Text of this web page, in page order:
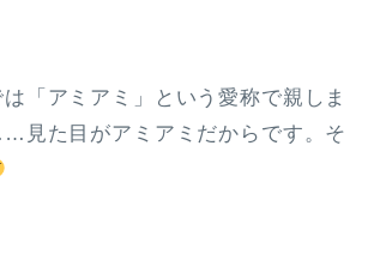
「アミアミ」という愛称で親しま
見た目がアミアミだからです。そ